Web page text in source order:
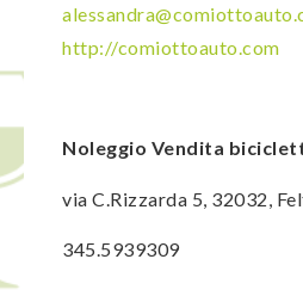
http://comiottoauto.com
Noleggio Vendita
via C.Rizzarda 5, 32032,
345.5939309